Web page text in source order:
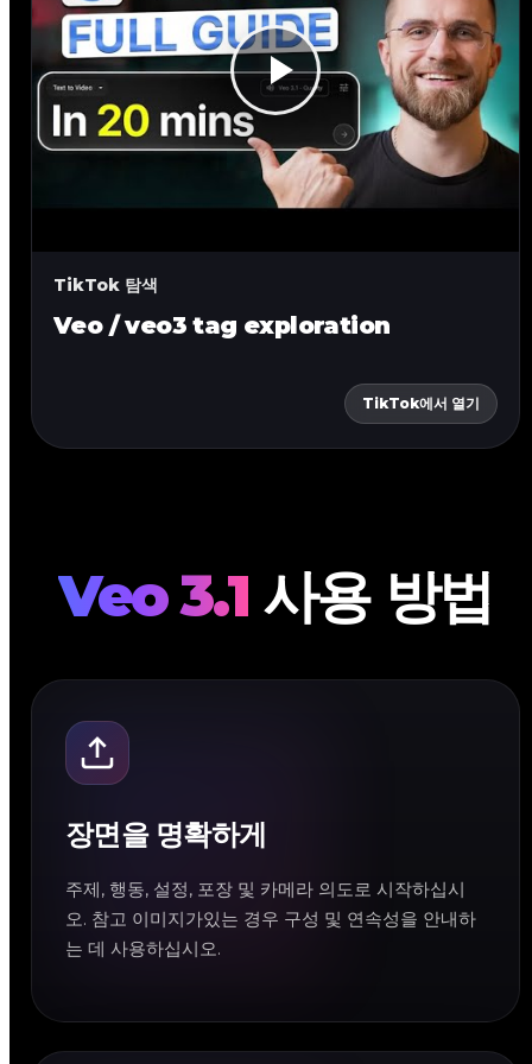
TikTok 탐색
Veo / veo3 tag exploration
TikTok에서 열기
Veo 3.1 사용 방법
장면을 명확하게
주제, 행동, 설정, 포장 및 카메라 의도로 시작하십시
오. 참고 이미지가있는 경우 구성 및 연속성을 안내하
는 데 사용하십시오.